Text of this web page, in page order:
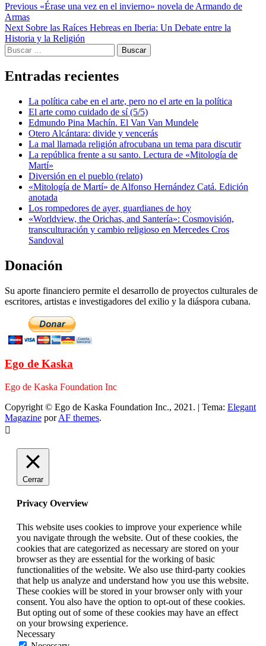
Post
navigation
Previous «Érase una vez en el invierno» novela de Armando de
Armas
Next Sobre las Raíces Hebreas en Iberia: Un Debate entre la
Historia y la Religión
Buscar:
Entradas recientes
La política cabe en el arte, pero no el arte en la política
El arte como cuidado de sí (5/5)
Edmundo Pina Machín. El Van Van Mundele
Otero Alcántara: divide y vencerás
La mal llamada religión afrocubana un tema para discutir
La república frente a su santo. Lectura de «Mitología de
Martí»
Diversión en el pueblo (relato)
«Mitología de Martí» de Alfonso Hernández Catá. Edición
anotada
Los rompedores de ayer, guardianes de hoy
«Worldview, the Orichas, and Santería»: Cosmovisión,
transculturación y cambio religioso en Mercedes Cros
Sandoval
Donación
Su aporte financiero permite el desarrollo de proyectos culturales de
escritores, artistas e investigadores del exilio y la diáspora cubana.
Ego de Kaska
Ego de Kaska Foundation Inc
Copyright © Ego de Kaska Foundation Inc., 2021. | Tema: Elegant
Magazine porAF themes.
Cerrar
Privacy Overview
This website uses cookies to improve your experience while
you navigate through the website. Out of these cookies, the
cookies that are categorized as necessary are stored on your
browser as they are essential for the working of basic
functionalities of the website. We also use third-party cookies
that help us analyze and understand how you use this website.
These cookies will be stored in your browser only with your
consent. You also have the option to opt-out of these cookies.
But opting out of some of these cookies may have an effect
on your browsing experience.
Necessary